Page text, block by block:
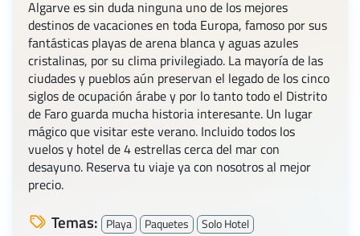
Algarve es sin duda ninguna uno de los mejores
destinos de vacaciones en toda Europa, famoso por sus
fantásticas playas de arena blanca y aguas azules
cristalinas, por su clima privilegiado. La mayoría de las
ciudades y pueblos aún preservan el legado de los cinco
siglos de ocupación árabe y por lo tanto todo el Distrito
de Faro guarda mucha historia interesante. Un lugar
mágico que visitar este verano. Incluido todos los
vuelos y hotel de 4 estrellas cerca del mar con
desayuno. Reserva tu viaje ya con nosotros al mejor
precio.
Temas: Playa Paquetes
Solo Hotel